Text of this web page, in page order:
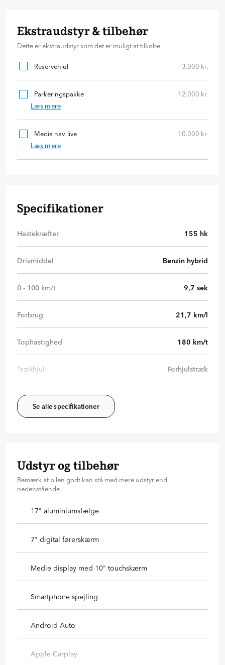
Ekstraudstyr & tilbehør
Dette er ekstraudstyr som det er muligt at tilkøbe
Reservehjul 3.000 kr.
Parkeringspakke
Læs mere
12.000 kr.
Media nav. live
Læs mere
10.000 kr.
Specifikationer
Hestekræfter 155 hk
Drivmiddel Benzin hybrid
0 - 100 km/t 9,7 sek
Forbrug 21,7 km/l
Tophastighed 180 km/t
Trækhjul Forhjulstræk
Se alle specifikationer
Udstyr og tilbehør
Bemærk at bilen godt kan stå med mere udstyr end
nedenstående
17" aluminiumsfælge
7" digital førerskærm
Medie display med 10" touchskærm
Smartphone spejling
Android Auto
Apple Carplay